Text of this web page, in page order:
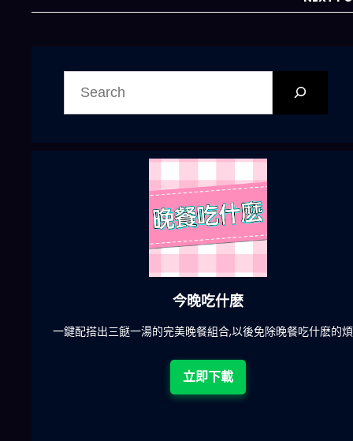
今晚吃什麽
一鍵配搭出三餸一湯的完美晚餐組合,以後免除晚餐吃什麽的
立即下載